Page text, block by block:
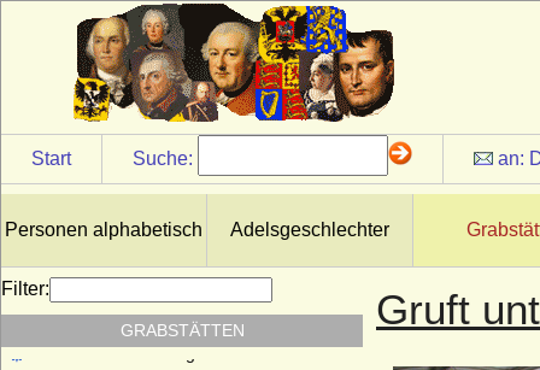
Start Suche: an:
Personen alphabetisch Adelsgeschlechter
Gruft
Filter:
GRABSTÄTTEN
Kloster Lehnin
Lambertikirche in Aurich
Marienkirche Hanau (ehemals Reformierte
Kirche Hanau)
Martinskirche Kassel
Mausoleum im Schlosspark
(Offenbach a.M.)
Mausoleum Stadthagen
Parkfriedhof Meiningen